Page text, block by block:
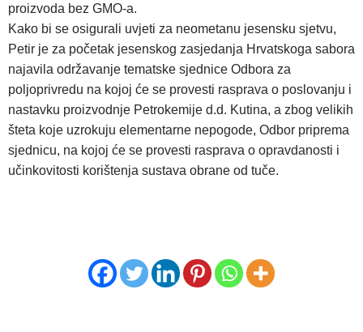
proizvoda bez GMO-a.
Kako bi se osigurali uvjeti za neometanu jesensku sjetvu,
Petir je za početak jesenskog zasjedanja Hrvatskoga sabora
najavila održavanje tematske sjednice Odbora za
poljoprivredu na kojoj će se provesti rasprava o poslovanju i
nastavku proizvodnje Petrokemije d.d. Kutina, a zbog velikih
šteta koje uzrokuju elementarne nepogode, Odbor priprema
sjednicu, na kojoj će se provesti rasprava o opravdanosti i
učinkovitosti korištenja sustava obrane od tuče.